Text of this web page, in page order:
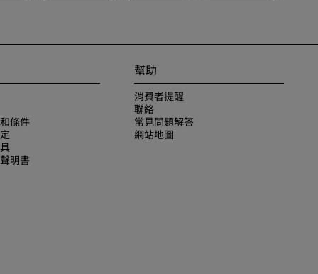
條件
明書
幫助
消費者提醒
聯絡
常見問題解答
網站地圖